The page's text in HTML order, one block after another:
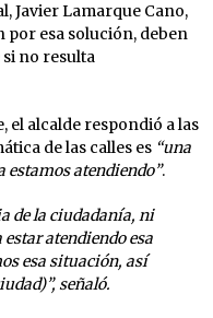
Javier Lamarque Cano,
por esa solución, deben
si no resulta
el alcalde respondió a las
de las calles es “una
estamos atendiendo”.
de la ciudadanía, ni
atendiendo esa
esa situación, así
señaló.